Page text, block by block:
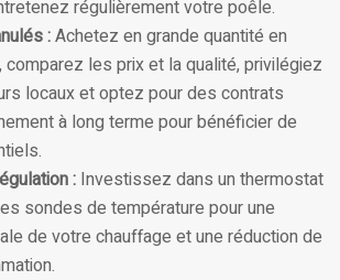
régulièrement votre poêle.
:Achetez en grande quantité en
les prix et la qualité, privilégiez
locaux et optez pour des contrats
à long terme pour bénéficier de
: Investissez dans un thermostat
sondes de température pour une
de votre chauffage et une réduction de